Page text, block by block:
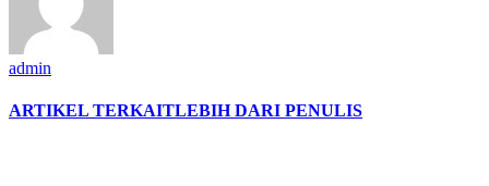
admin
ARTIKEL TERKAITLEBIH DARI PENULIS